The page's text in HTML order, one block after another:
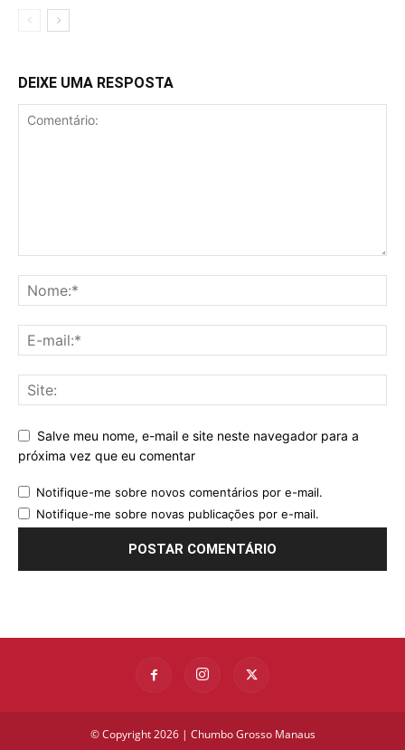
DEIXE UMA RESPOSTA
Salve meu nome, e-mail e site neste navegador para a
próxima vez que eu comentar
Notifique-me sobre novos comentários por e-mail.
Notifique-me sobre novas publicações por e-mail.
© Copyright 2026 | Chumbo Grosso Manaus